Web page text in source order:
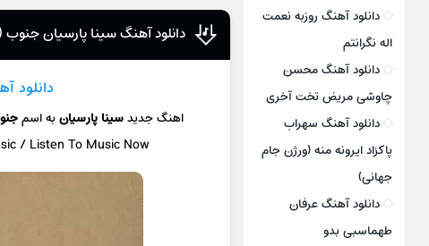
دانلود آهنگ سینا پارسیان جنوب
دانلود
اهنگ جدیدسینا پارسیانبه اسم
/ Listen To Music Now
دانلود آهنگ روزبه نعمت
اله نگرانتم
دانلود آهنگ محسن
چاوشی مریض تخت آخری
دانلود آهنگ سهراب
پاکزاد ایرونه منه (ورژن جام
جهانی)
دانلود آهنگ عرفان
طهماسبی بدو